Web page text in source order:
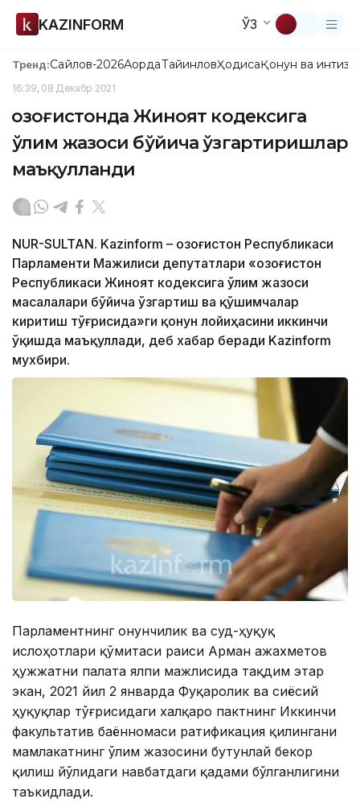
KAZINFORM ЎЗ
Тренд:Сайлов-2026АқордаТайинловҲодисаҚонун ва
16:39, 08 Декабр 2021
Қозоғистонда Жиноят кодексига
ўлим жазоси бўйича ўзгартиришлар
маъқулланди
NUR-SULTAN. Kazinform – Қозоғистон Республикаси
Парламенти Мажилиси депутатлари «Қозоғистон
Республикаси Жиноят кодексига ўлим жазоси
масалалари бўйича ўзгартиш ва қўшимчалар
киритиш тўғрисида»ги қонун лойиҳасини иккинчи
ўқишда маъқуллади, деб хабар беради Kazinform
мухбири.
Парламентнинг Қонунчилик ва суд-ҳуқуқ
ислоҳотлари қўмитаси раиси Арман Қажахметов
ҳужжатни палата ялпи мажлисида тақдим этар
экан, 2021 йил 2 январда Фуқаролик ва сиёсий
ҳуқуқлар тўғрисидаги халқаро пактнинг Иккинчи
факультатив баённомаси ратификация қилингани
мамлакатнинг ўлим жазосини бутунлай бекор
қилиш йўлидаги навбатдаги қадами бўлганлигини
таъкидлади.